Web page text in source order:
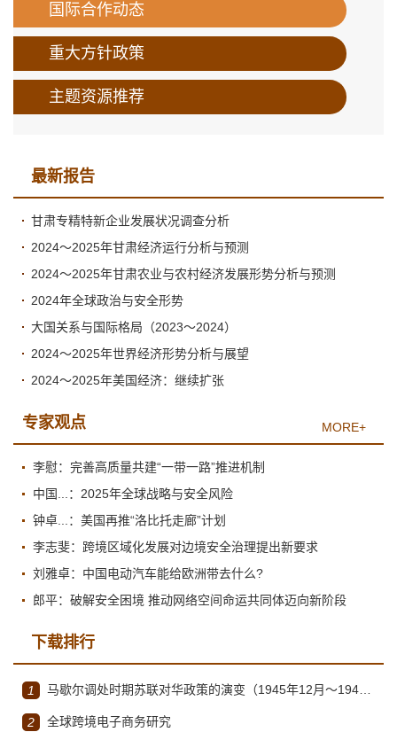
国际合作动态
重大方针政策
主题资源推荐
最新报告
甘肃专精特新企业发展状况调查分析
2024～2025年甘肃经济运行分析与预测
2024～2025年甘肃农业与农村经济发展形势分析与预测
2024年全球政治与安全形势
大国关系与国际格局（2023～2024）
2024～2025年世界经济形势分析与展望
2024～2025年美国经济：继续扩张
专家观点 MORE+
李慰：完善高质量共建“一带一路”推进机制
中国...：2025年全球战略与安全风险
钟卓...：美国再推“洛比托走廊”计划
李志斐：跨境区域化发展对边境安全治理提出新要求
刘雅卓：中国电动汽车能给欧洲带去什么?
郎平：破解安全困境 推动网络空间命运共同体迈向新阶段
下载排行
1 马歇尔调处时期苏联对华政策的演变（1945年12月～1947年1月）
2 全球跨境电子商务研究